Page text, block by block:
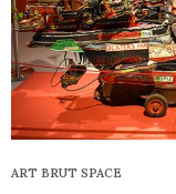
ART BRUT SPACE